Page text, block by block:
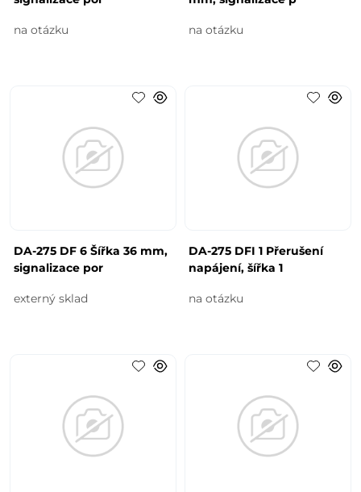
na otázku na otázku
DA-275 DF 6 Šířka 36 mm,
signalizace por
externý sklad
DA-275 DFI 1 Přerušení
napájení, šířka 1
na otázku